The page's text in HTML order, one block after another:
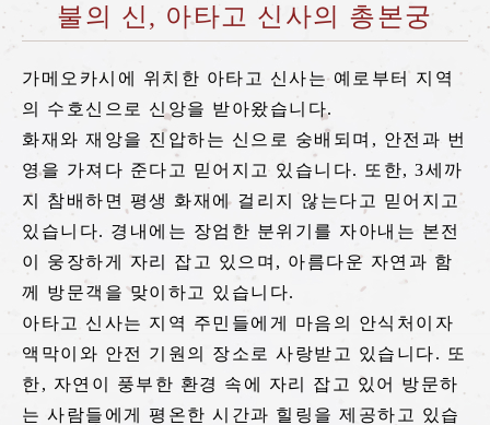
토롯코 아라시야마역
토롯코 가메오카역
tourist attractions
주변 관광 명소
주변 관광 명소 리스트
사가 에리어
아라시야마 에리어
호즈쿄 에리어
가메오카 에리어
불의 신, 아타고 신사의 총본궁
가메오카시에 위치한 아타고 신사는 예로부터 지역
의 수호신으로 신앙을 받아왔습니다.
화재와 재앙을 진압하는 신으로 숭배되며, 안전과 번
영을 가져다 준다고 믿어지고 있습니다. 또한, 3세까
지 참배하면 평생 화재에 걸리지 않는다고 믿어지고
있습니다. 경내에는 장엄한 분위기를 자아내는 본전
이 웅장하게 자리 잡고 있으며, 아름다운 자연과 함
께 방문객을 맞이하고 있습니다.
아타고 신사는 지역 주민들에게 마음의 안식처이자
액막이와 안전 기원의 장소로 사랑받고 있습니다. 또
한, 자연이 풍부한 환경 속에 자리 잡고 있어 방문하
는 사람들에게 평온한 시간과 힐링을 제공하고 있습